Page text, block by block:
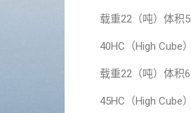
载重22（吨）体积
40HC（High Cube
载重22（吨）体积
45HC（High Cube